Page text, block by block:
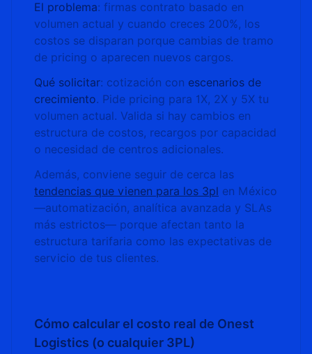
El problema: firmas contrato basado en
volumen actual y cuando creces 200%, los
costos se disparan porque cambias de tramo
de pricing o aparecen nuevos cargos.
Qué solicitar: cotización con escenarios de
crecimiento. Pide pricing para 1X, 2X y 5X tu
volumen actual. Valida si hay cambios en
estructura de costos, recargos por capacidad
o necesidad de centros adicionales.
Además, conviene seguir de cerca las
tendencias que vienen para los 3pl en México
—automatización, analítica avanzada y SLAs
más estrictos— porque afectan tanto la
estructura tarifaria como las expectativas de
servicio de tus clientes.
Cómo calcular el costo real de Onest
Logistics (o cualquier 3PL)